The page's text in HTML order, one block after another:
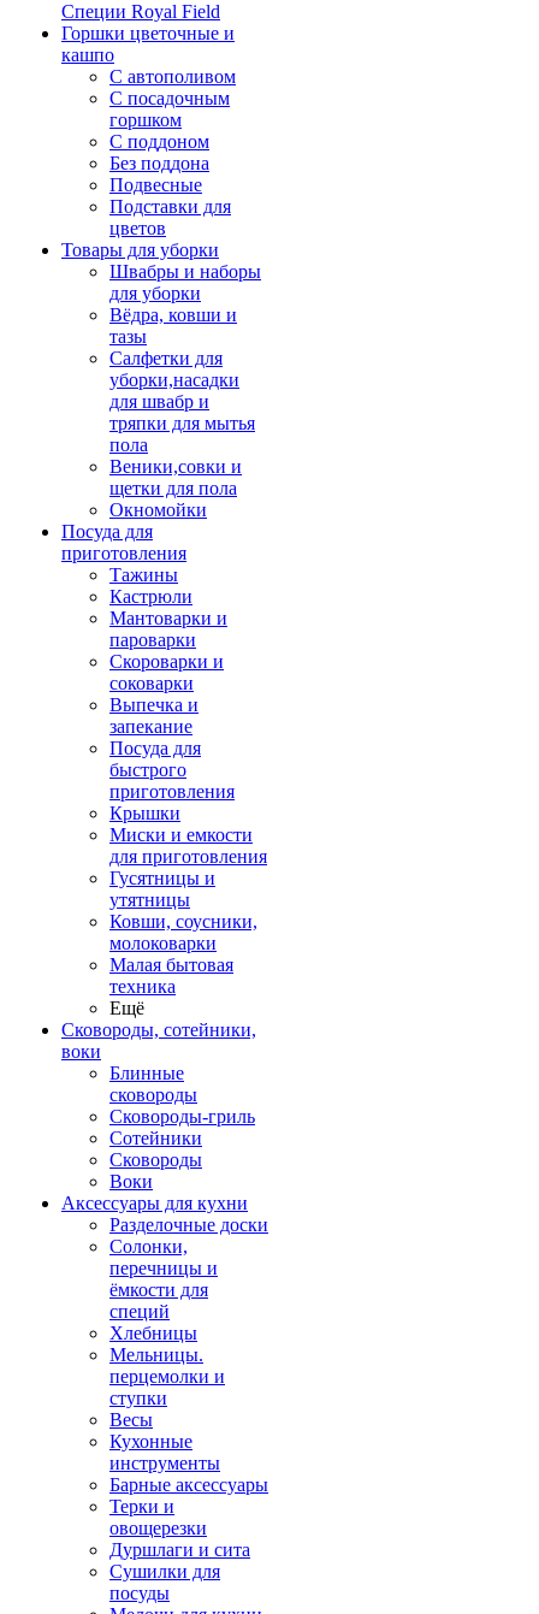
Специи Royal Field
Горшки цветочные и
кашпо
С автополивом
С посадочным
горшком
С поддоном
Без поддона
Подвесные
Подставки для
цветов
Товары для уборки
Швабры и наборы
для уборки
Вёдра, ковши и
тазы
Салфетки для
уборки,насадки
для швабр и
тряпки для мытья
пола
Веники,совки и
щетки для пола
Окномойки
Посуда для
приготовления
Тажины
Кастрюли
Мантоварки и
пароварки
Скороварки и
соковарки
Выпечка и
запекание
Посуда для
быстрого
приготовления
Крышки
Миски и емкости
для приготовления
Гусятницы и
утятницы
Ковши, соусники,
молоковарки
Малая бытовая
техника
Ещё
Сковороды, сотейники,
воки
Блинные
сковороды
Сковороды-гриль
Сотейники
Сковороды
Воки
Аксессуары для кухни
Разделочные доски
Солонки,
перечницы и
ёмкости для
специй
Хлебницы
Мельницы.
перцемолки и
ступки
Весы
Кухонные
инструменты
Барные аксессуары
Терки и
овощерезки
Дуршлаги и сита
Сушилки для
посуды